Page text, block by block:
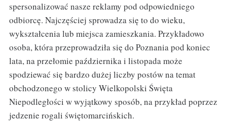
spersonalizować nasze reklamy pod odpowiedniego
odbiorcę. Najczęściej sprowadza się to do wieku,
wykształcenia lub miejsca zamieszkania. Przykładowo
osoba, która przeprowadziła się do Poznania pod koniec
lata, na przełomie października i listopada może
spodziewać się bardzo dużej liczby postów na temat
obchodzonego w stolicy Wielkopolski Święta
Niepodległości w wyjątkowy sposób, na przykład poprzez
jedzenie rogali świętomarcińskich.